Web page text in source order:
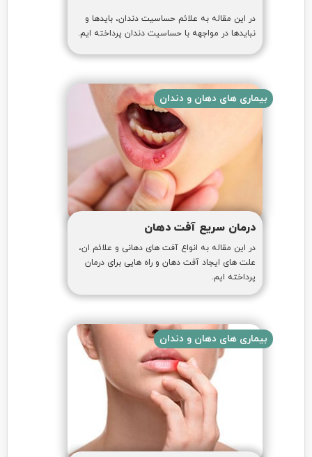
در این مقاله به علائم حساسیت دندان، بایدها و
نبایدها در مواجهه با حساسیت دندان پرداخته ایم.
بیماری های دهان و دندان
درمان سریع آفت دهان
در این مقاله به انواع آفت های دهانی و علائم ان،
علت های ایجاد آفت دهان و راه هایی برای درمان
پرداخته ایم.
بیماری های دهان و دندان